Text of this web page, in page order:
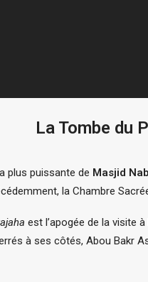
plus puissante de Masjid
la Chambre
est l’apogée de la visite à
à ses côtés, Abou Bakr